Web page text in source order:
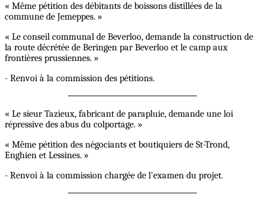
« Même pétition des débitants de boissons distillées de la
commune de Jemeppes. »
« Le conseil communal de Beverloo, demande la construction de
la route décrétée de Beringen par Beverloo et le camp aux
frontières prussiennes. »
- Renvoi à la commission des pétitions.
« Le sieur Tazieux, fabricant de parapluie, demande une loi
répressive des abus du colportage. »
« Même pétition des négociants et boutiquiers de St-Trond,
Enghien et Lessines. »
- Renvoi à la commission chargée de l'examen du projet.